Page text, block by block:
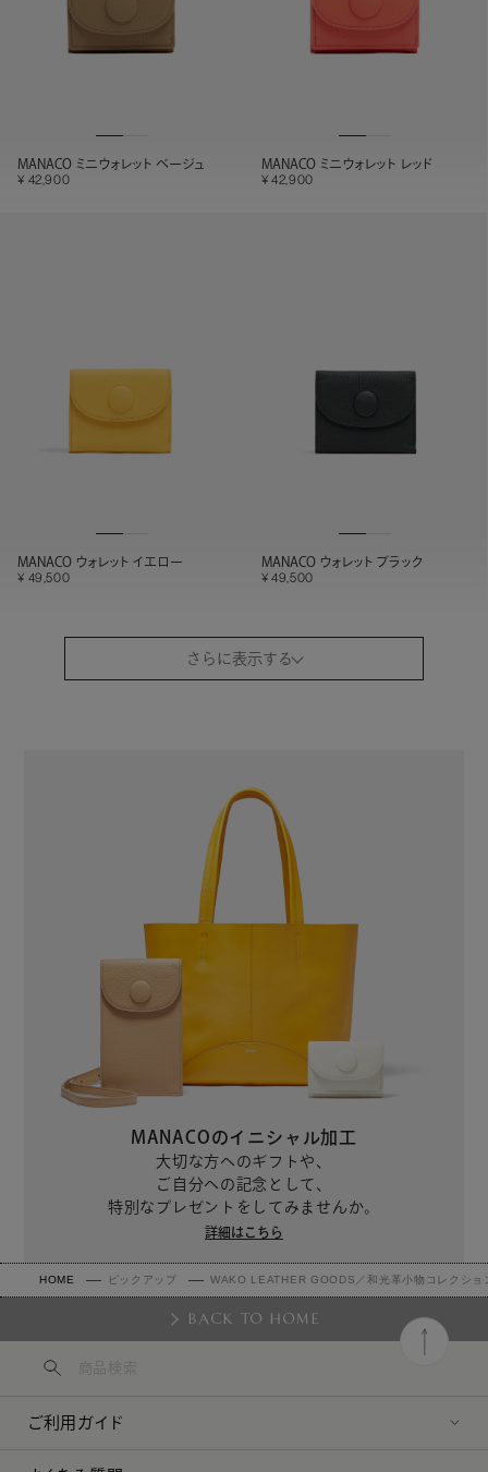
MANACO ミニウォレット ベージュ
42,900
MANACO ミニウォレット レッド
42,900
MANACO ウォレット イエロー
49,500
MANACO ウォレット ブラック
49,500
MANACO スマートロングウォレット
MANACO スマートロングウォレット
MANACO スマートロングウォレット
51,700
さらに表示する
MANACOのイニシャル加工
大切な方へのギフトや、
ご自分への記念として、
特別なプレゼントをしてみませんか。
詳細はこちら
HOME ピックアップ WAKO LEATHER GOODS／和光革小物コレクショ
BACK TO HOME
ご利用ガイド